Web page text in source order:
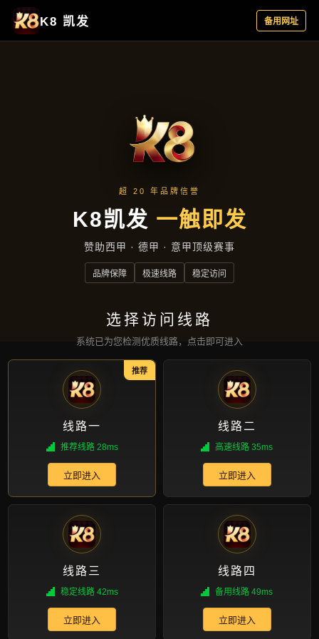
资讯看板
首页 资讯看板